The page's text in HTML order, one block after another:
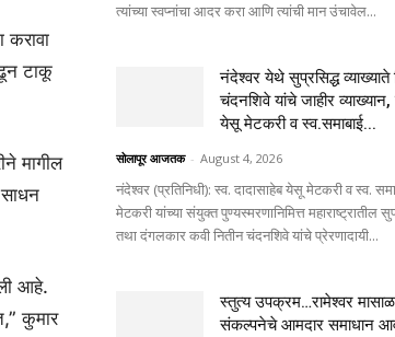
टाकू
मागील
साधन
आहे.
कुमार
त्यांच्या स्वप्नांचा आदर करा आणि त्यांची मान उंचावेल...
नंदेश्वर येथे सुप्रसिद्ध व्याख्याते
चंदनशिवे यांचे जाहीर व्याख्यान,
येसू मेटकरी व स्व.समाबाई...
सोलापूर आजतक - August 4, 2026
नंदेश्वर (प्रतिनिधी): स्व. दादासाहेब येसू मेटकरी व स्व.
मेटकरी यांच्या संयुक्त पुण्यस्मरणानिमित्त महाराष्ट्रातील
तथा दंगलकार कवी नितीन चंदनशिवे यांचे प्रेरणादायी...
स्तुत्य उपक्रम…रामेश्वर मासाळ
संकल्पनेचे आमदार समाधान